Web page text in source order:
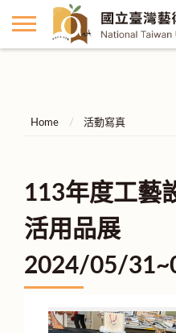
Home 活動寫真
113年度工藝
活用品展
2024/05/